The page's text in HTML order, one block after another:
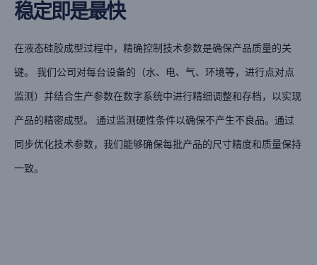
稳定即是最快
在液态硅胶成型过程中，精确控制技术参数是确保产品质量的关
键。 我们公司对每台设备的（水、电、气、环境等，进行点对点
监测）并结合生产参数在数字系统中进行精细调整和存档，以实现
产品的精密成型。 通过监测硬性条件以确保不产生不良品。通过
同步优化技术参数，我们能够确保每批产品的尺寸精度和质量保持
一致。